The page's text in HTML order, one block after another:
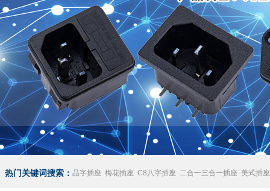
热门关键词搜索： 品字插座 梅花插座 C8八字插座 二合一三合一插座 美式插座